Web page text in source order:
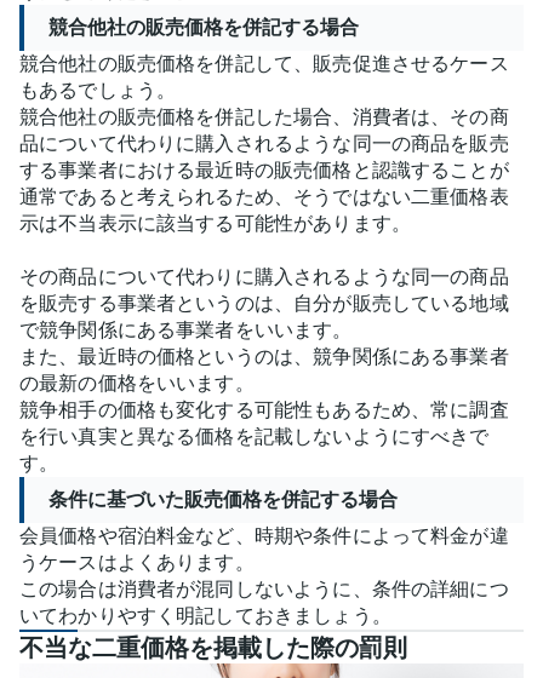
競合他社の販売価格を併記する場合
競合他社の販売価格を併記して、販売促進させるケース
もあるでしょう。
競合他社の販売価格を併記した場合、消費者は、その商
品について代わりに購入されるような同一の商品を販売
する事業者における最近時の販売価格と認識することが
通常であると考えられるため、そうではない二重価格表
示は不当表示に該当する可能性があります。
その商品について代わりに購入されるような同一の商品
を販売する事業者というのは、自分が販売している地域
で競争関係にある事業者をいいます。
また、最近時の価格というのは、競争関係にある事業者
の最新の価格をいいます。
競争相手の価格も変化する可能性もあるため、常に調査
を行い真実と異なる価格を記載しないようにすべきで
す。
条件に基づいた販売価格を併記する場合
会員価格や宿泊料金など、時期や条件によって料金が違
うケースはよくあります。
この場合は消費者が混同しないように、条件の詳細につ
いてわかりやすく明記しておきましょう。
不当な二重価格を掲載した際の罰則